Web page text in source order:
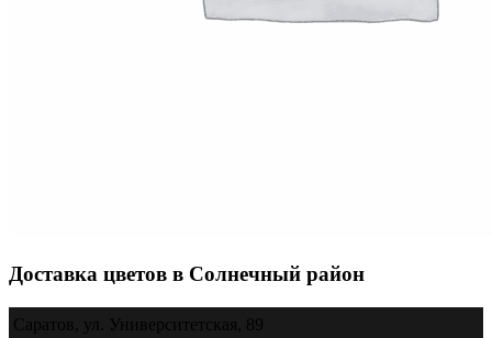
Доставка цветов в Солнечный район
Саратов, ул. Университетская, 89